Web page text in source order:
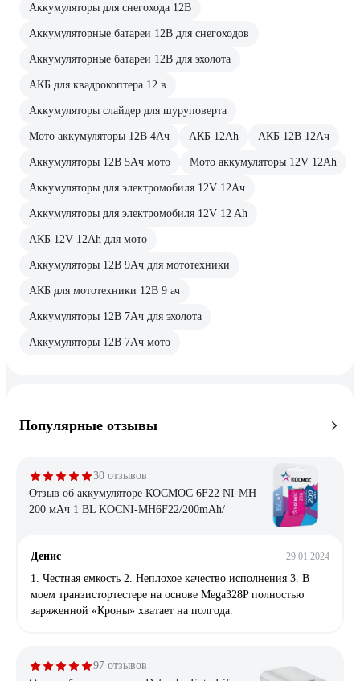
Аккумуляторы для снегохода 12В
Аккумуляторные батареи 12В для снегоходов
Аккумуляторные батареи 12В для эхолота
АКБ для квадрокоптера 12 в
Аккумуляторы слайдер для шуруповерта
Мото аккумуляторы 12В 4Ач АКБ 12Ah АКБ 12В 12Ач
Аккумуляторы 12В 5Ач мото Мото аккумуляторы 12V 12Ah
Аккумуляторы для электромобиля 12V 12Ач
Аккумуляторы для электромобиля 12V 12 Ah
АКБ 12V 12Ah для мото
Аккумуляторы 12В 9Ач для мототехники
АКБ для мототехники 12В 9 ач
Аккумуляторы 12В 7Ач для эхолота
Аккумуляторы 12В 7Ач мото
Популярные отзывы
30 отзывов
Отзыв об аккумуляторе КОСМОС 6F22 NI-MH
200 мАч 1 BL KOCNI-MH6F22/200mAh/
Денис 29.01.2024
1. Честная емкость 2. Неплохое качество исполнения 3. В
моем транзистортестере на основе Mega328P полностью
заряженной «Кроны» хватает на полгода.
97 отзывов